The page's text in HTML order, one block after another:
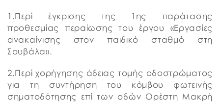
1.Περί έγκρισης της 1ης παράτασης
προθεσμίας περαίωσης του έργου «Εργασίες
ανακαίνισης στον παιδικό σταθμό στη
Σουβάλα».
2.Περί χορήγησης άδειας τομής οδοστρώματος
για τη συντήρηση του κόμβου φωτεινής
σηματοδότησης επί των οδών Ορέστη Μακρή